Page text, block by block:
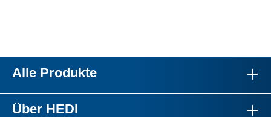
Alle Produkte
Über HEDI